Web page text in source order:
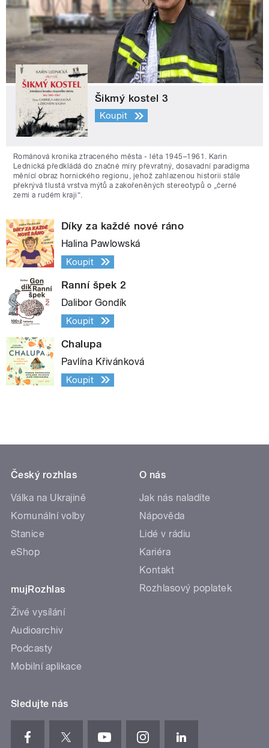
Šikmý kostel 3
Koupit
Románová kronika ztraceného města - léta 1945–1961. Karin
Lednická předkládá do značné míry převratný, dosavadní paradigma
měnící obraz hornického regionu, jehož zahlazenou historii stále
překrývá tlustá vrstva mýtů a zakořeněných stereotypů o „černé
zemi a rudém kraji“.
Díky za každé nové ráno
Halina Pawlowská
Koupit
Ranní špek 2
Dalibor Gondík
Koupit
Chalupa
Pavlína Křivánková
Koupit
Český rozhlas
Válka na Ukrajině
Komunální volby
Stanice
eShop
mujRozhlas
Živé vysílání
Audioarchiv
Podcasty
Mobilní aplikace
O nás
Jak nás naladíte
Nápověda
Lidé v rádiu
Kariéra
Kontakt
Rozhlasový poplatek
Sledujte nás